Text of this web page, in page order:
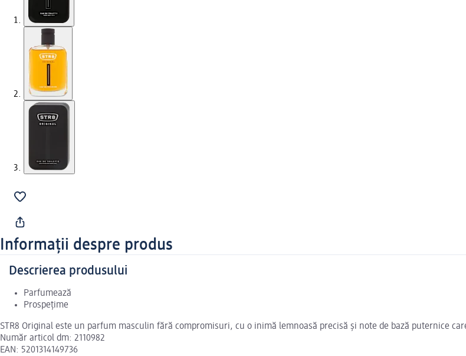
Informații despre produs
Descrierea produsului
Parfumează
Prospețime
STR8 Original este un parfum masculin fără compromisuri, cu o inimă lemnoasă precisă și note de bază puternice
Număr articol dm: 2110982
EAN: 5201314149736